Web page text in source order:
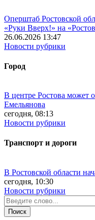
Оперштаб Ростовской
«Руки Вверх!» на
26.06.2026 13:47
Новости рубрики
Город
В центре Ростова может
Емельянова
сегодня, 08:13
Новости рубрики
Транспорт и дороги
В Ростовской области
сегодня, 10:30
Новости рубрики